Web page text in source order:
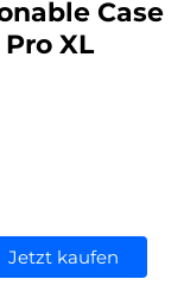
Case
XL
Jetzt kaufen